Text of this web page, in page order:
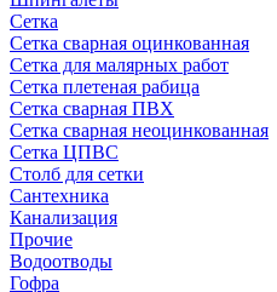
Сетка
Сетка сварная оцинкованная
Сетка для малярных работ
Сетка плетеная рабица
Сетка сварная ПВХ
Сетка сварная неоцинкованная
Сетка ЦПВС
Столб для сетки
Сантехника
Канализация
Прочие
Водоотводы
Гофра